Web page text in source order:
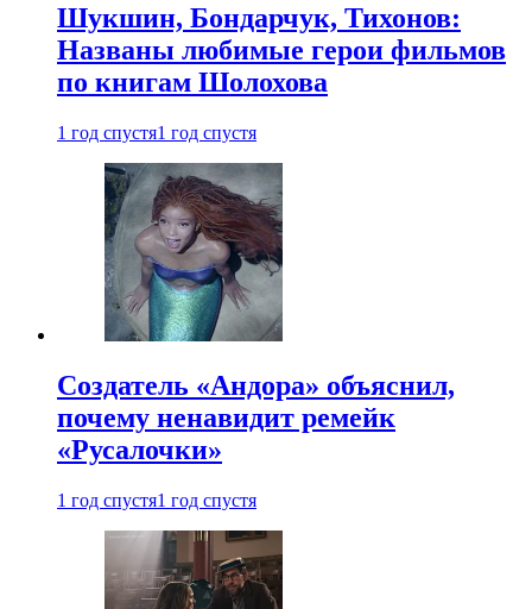
Шукшин, Бондарчук, Тихонов:
Названы любимые герои фильмов
по книгам Шолохова
1 год спустя1 год спустя
Создатель «Андора» объяснил,
почему ненавидит ремейк
«Русалочки»
1 год спустя1 год спустя